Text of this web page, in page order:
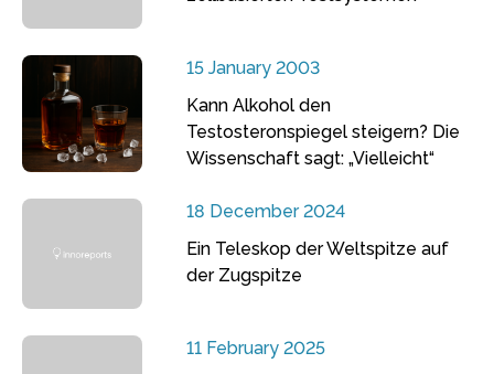
15 January 2003
Kann Alkohol den
Testosteronspiegel steigern? Die
Wissenschaft sagt: „Vielleicht“
18 December 2024
Ein Teleskop der Weltspitze auf
der Zugspitze
11 February 2025